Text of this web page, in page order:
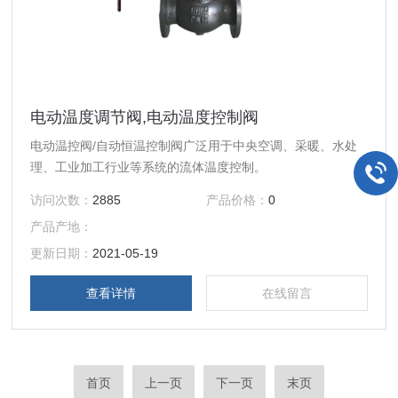
电动温度调节阀,电动温度控制阀
电动温控阀/自动恒温控制阀广泛用于中央空调、采暖、水处
理、工业加工行业等系统的流体温度控制。
访问次数： 2885 产品价格： 0
产品产地：
更新日期： 2021-05-19
查看详情 在线留言
首页 上一页 下一页 末页